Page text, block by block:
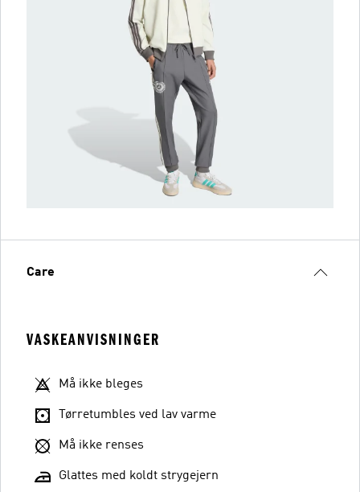
Care
VASKEANVISNINGER
Må ikke bleges
Tørretumbles ved lav varme
Må ikke renses
Glattes med koldt strygejern